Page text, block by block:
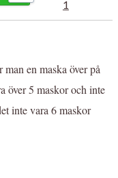
1
en maska över på
över 5 maskor och inte
inte vara 6 maskor